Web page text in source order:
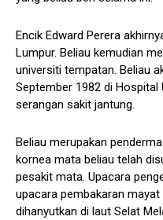
Encik Edward Perera
Lumpur. Beliau kemudian
universiti tempatan. Beliau
September 1982 di Hospital
serangan sakit jantung.
Beliau merupakan
kornea mata beliau telah
pesakit mata. Upacara
upacara pembakaran
dihanyutkan di laut Selat